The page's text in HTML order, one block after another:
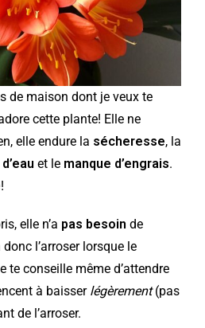
de maison dont je veux te
cette plante! Elle ne
elle endure la sécheresse, la
et le manque d’engrais.
!
elle n’a pas besoin de
l’arroser lorsque le
te conseille même d’attendre
à baisser légèrement(pas
de l’arroser.